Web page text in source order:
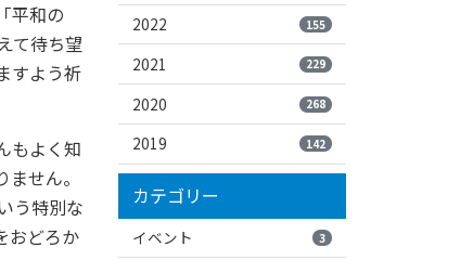
平和の
て待ち望
すよう祈
もよく知
せん。
う特別な
おどろか
2022 155
2021 229
2020 268
2019 142
カテゴリー
イベント 3